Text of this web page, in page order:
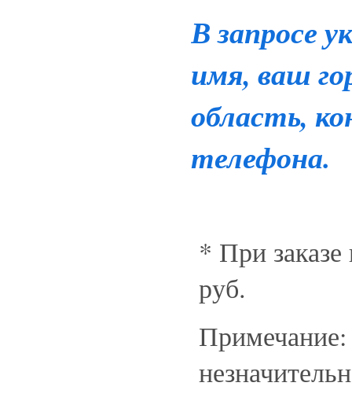
В запросе
имя, ваш
область,
телефона.
* При
руб.